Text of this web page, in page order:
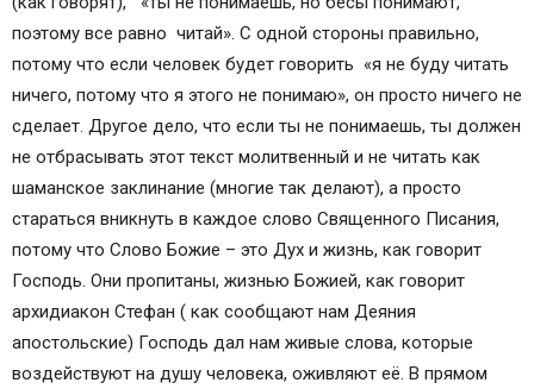
поэтому все равно читай». С одной стороны правильно,
потому что если человек будет говорить «я не буду читать
ничего, потому что я этого не понимаю», он просто ничего не
сделает. Другое дело, что если ты не понимаешь, ты должен
не отбрасывать этот текст молитвенный и не читать как
шаманское заклинание (многие так делают), а просто
стараться вникнуть в каждое слово Священного Писания,
потому что Слово Божие – это Дух и жизнь, как говорит
Господь. Они пропитаны, жизнью Божией, как говорит
архидиакон Стефан ( как сообщают нам Деяния
апостольские) Господь дал нам живые слова, которые
воздействуют на душу человека, оживляют её. В прямом